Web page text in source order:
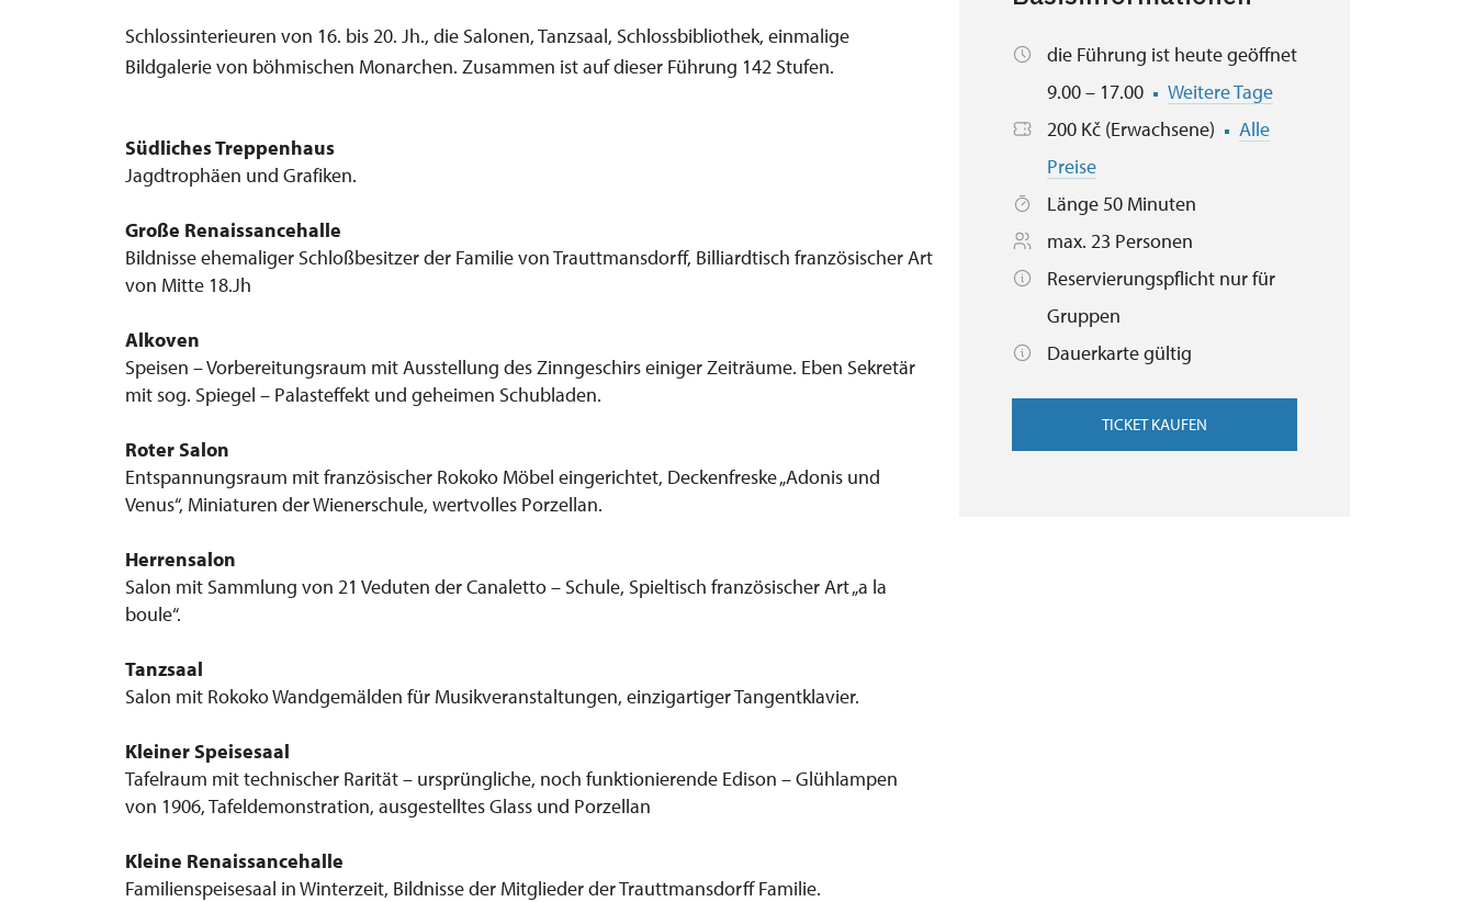
Schlossinterieuren von 16. bis 20. Jh., die Salonen, Tanzsaal, Schlossbibliothek, einmalige
Bildgalerie von böhmischen Monarchen. Zusammen ist auf dieser Führung 142 Stufen.
Südliches Treppenhaus
Jagdtrophäen und Grafiken.
Große Renaissancehalle
Bildnisse ehemaliger Schloßbesitzer der Familie von Trauttmansdorff, Billiardtisch französischer Art
von Mitte 18.Jh
Alkoven
Speisen – Vorbereitungsraum mit Ausstellung des Zinngeschirs einiger Zeiträume. Eben Sekretär
mit sog. Spiegel – Palasteffekt und geheimen Schubladen.
Roter Salon
Entspannungsraum mit französischer Rokoko Möbel eingerichtet, Deckenfreske „Adonis und
Venus“, Miniaturen der Wienerschule, wertvolles Porzellan.
Herrensalon
Salon mit Sammlung von 21 Veduten der Canaletto – Schule, Spieltisch französischer Art „a la
boule“.
Tanzsaal
Salon mit Rokoko Wandgemälden für Musikveranstaltungen, einzigartiger Tangentklavier.
Kleiner Speisesaal
Tafelraum mit technischer Rarität – ursprüngliche, noch funktionierende Edison – Glühlampen
von 1906, Tafeldemonstration, ausgestelltes Glass und Porzellan
Kleine Renaissancehalle
Familienspeisesaal in Winterzeit, Bildnisse der Mitglieder der Trauttmansdorff Familie.
die Führung ist heute geöffnet
9.00 – 17.00
Weitere Tage
200 Kč (Erwachsene)
Alle
Preise
Länge 50 Minuten
max. 23 Personen
Reservierungspflicht nur für
Gruppen
Dauerkarte gültig
TICKET KAUFEN